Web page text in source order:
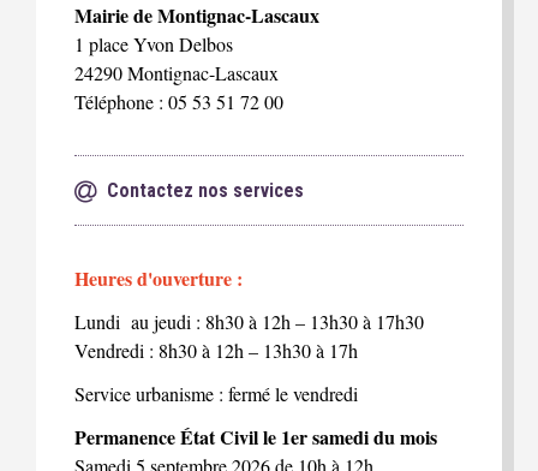
Mairie de Montignac-Lascaux
1 place Yvon Delbos
24290 Montignac-Lascaux
Téléphone : 05 53 51 72 00
Contactez nos services
Heures d'ouverture :
Lundi au jeudi : 8h30 à 12h – 13h30 à 17h30
Vendredi : 8h30 à 12h – 13h30 à 17h
Service urbanisme : fermé le vendredi
Permanence État Civil le 1er samedi du mois
Samedi 5 septembre 2026 de 10h à 12h